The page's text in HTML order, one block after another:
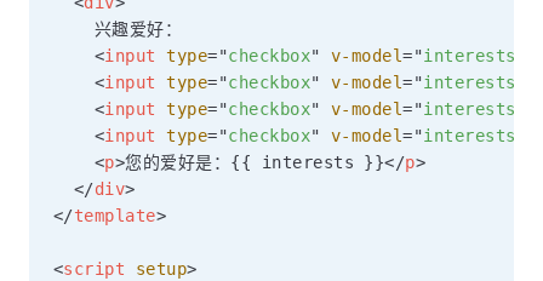
    兴趣爱好：
<input type="checkbox" v-model="interests
<input type="checkbox" v-model="interests
<input type="checkbox" v-model="interests
<input type="checkbox" v-model="interests
<p>您的爱好是：{{ interests }}</p>
</div>
</template>
<script setup>